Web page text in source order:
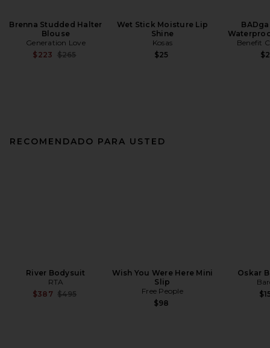
Brenna Studded Halter
Blouse
Generation Love
$223 Previous price:
$265
Wet Stick Moisture Lip
Shine
Kosas
$25
Benefit
RECOMENDADO PARA USTED
River Bodysuit
RTA
$387 Previous price:
$495
Wish You Were Here Mini
Slip
Free People
$98
Oskar